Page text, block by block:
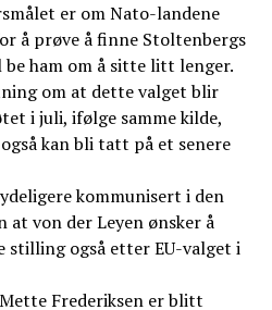
er om Nato-landene
å prøve å finne Stoltenbergs
be ham om å sitte litt lenger.
om at dette valget blir
i juli, ifølge samme kilde,
kan bli tatt på et senere
kommunisert i den
von der Leyen ønsker å
også etter EU-valget i
Frederiksen er blitt